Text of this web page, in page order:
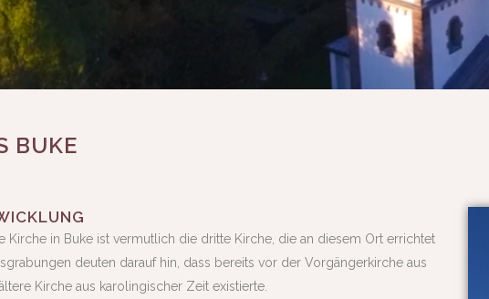
BUKE
Kirche in Buke ist vermutlich die dritte Kirche, die an diesem Ort errichtet
deuten darauf hin, dass bereits vor der Vorgängerkirche aus
Kirche aus karolingischer Zeit existierte.